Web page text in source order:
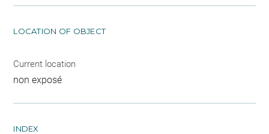
LOCATION OF OBJECT
Current location
non exposé
INDEX